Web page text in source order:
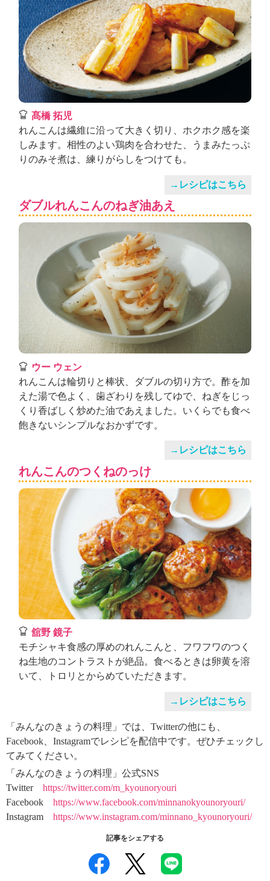
髙橋 拓児
れんこんは繊維に沿って大きく切り、ホクホク感を楽
しみます。相性のよい鶏肉を合わせた、うまみたっぷ
りのみそ煮は、練りがらしをつけても。
→レシピはこちら
ダブルれんこんのねぎ油あえ
ウー ウェン
れんこんは輪切りと棒状、ダブルの切り方で。酢を加
えた湯で色よく、歯ざわりを残してゆで、ねぎをじっ
くり香ばしく炒めた油であえました。いくらでも食べ
飽きないシンプルなおかずです。
→レシピはこちら
れんこんのつくねのっけ
舘野 鏡子
モチシャキ食感の厚めのれんこんと、フワフワのつく
ね生地のコントラストが絶品。食べるときは卵黄を溶
いて、トロリとからめていただきます。
→レシピはこちら
「みんなのきょうの料理」では、Twitterの他にも、
Facebook、Instagramでレシピを配信中です。ぜひチェックし
てみてください。
「みんなのきょうの料理」公式SNS
Twitter https://twitter.com/m_kyounoryouri
Facebook https://www.facebook.com/minnanokyounoryouri/
Instagram https://www.instagram.com/minnano_kyounoryouri/
記事をシェアする